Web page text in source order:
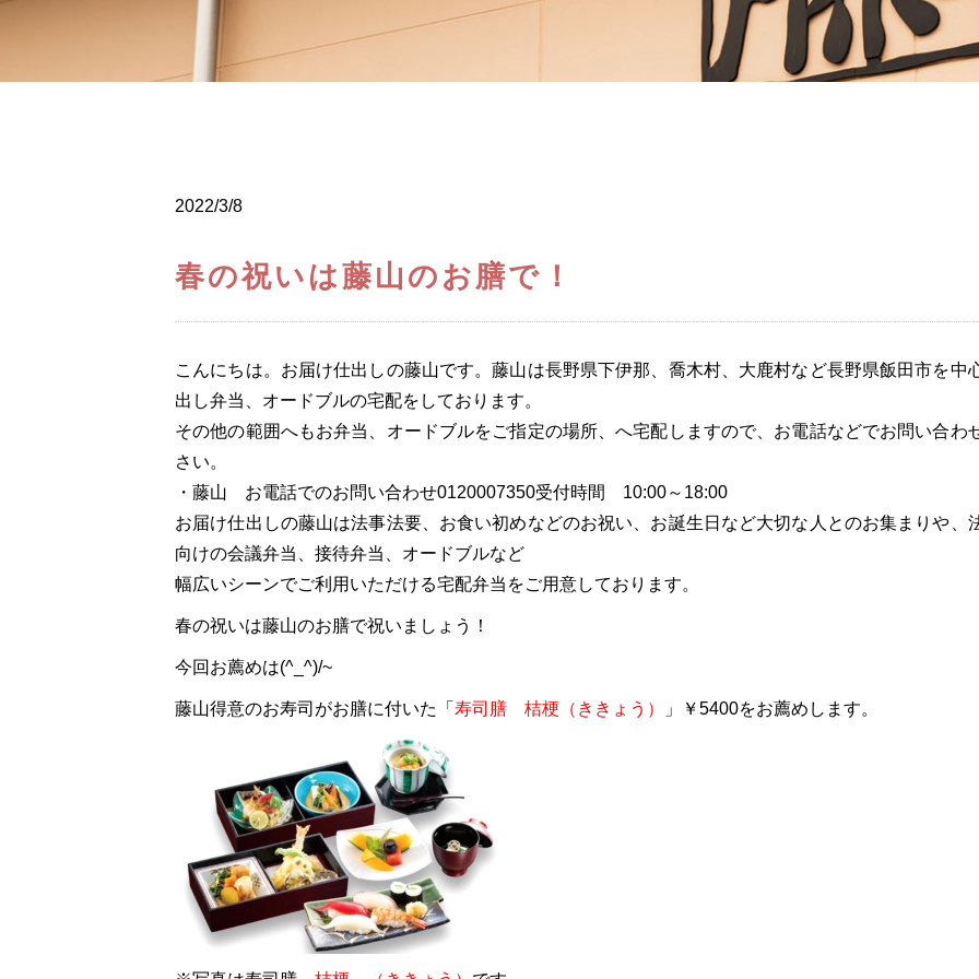
2022/3/8
春の祝いは藤山のお膳で！
こんにちは。お届け仕出しの藤山です。藤山は長野県下伊那、喬木村、大鹿村など長野県飯田市を中
出し弁当、オードブルの宅配をしております。
その他の範囲へもお弁当、オードブルをご指定の場所、へ宅配しますので、お電話などでお問い合わ
さい。
・藤山 お電話でのお問い合わせ0120007350受付時間 10:00～18:00
お届け仕出しの藤山は法事法要、お食い初めなどのお祝い、お誕生日など大切な人とのお集まりや、
向けの会議弁当、接待弁当、オードブルなど
幅広いシーンでご利用いただける宅配弁当をご用意しております。
春の祝いは藤山のお膳で祝いましょう！
今回お薦めは(^_^)/~
藤山得意のお寿司がお膳に付いた「 寿司膳 桔梗（ききょう） 」￥5400をお薦めします。